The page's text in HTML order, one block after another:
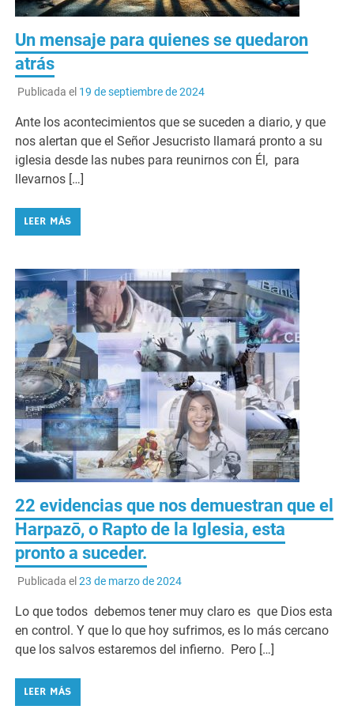
Un mensaje para quienes se quedaron
atrás
Publicada el 19 de septiembre de 2024
Ante los acontecimientos que se suceden a diario, y que
nos alertan que el Señor Jesucristo llamará pronto a su
iglesia desde las nubes para reunirnos con Él, para
llevarnos […]
LEER MÁS
22 evidencias que nos demuestran que el
Harpazō, o Rapto de la Iglesia, esta
pronto a suceder.
Publicada el 23 de marzo de 2024
Lo que todos debemos tener muy claro es que Dios esta
en control. Y que lo que hoy sufrimos, es lo más cercano
que los salvos estaremos del infierno. Pero […]
LEER MÁS